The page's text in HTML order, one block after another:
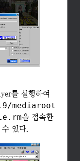
를 실행하여
mediaroot
을 접속한
있다.